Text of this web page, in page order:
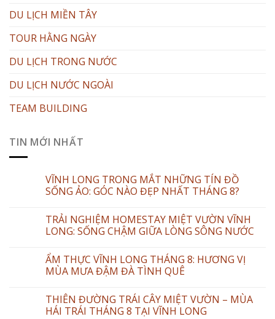
DU LỊCH MIỀN TÂY
TOUR HẰNG NGÀY
DU LỊCH TRONG NƯỚC
DU LỊCH NƯỚC NGOÀI
TEAM BUILDING
TIN MỚI NHẤT
VĨNH LONG TRONG MẮT NHỮNG TÍN ĐỒ
SỐNG ẢO: GÓC NÀO ĐẸP NHẤT THÁNG 8?
TRẢI NGHIỆM HOMESTAY MIỆT VƯỜN VĨNH
LONG: SỐNG CHẬM GIỮA LÒNG SÔNG NƯỚC
ẨM THỰC VĨNH LONG THÁNG 8: HƯƠNG VỊ
MÙA MƯA ĐẬM ĐÀ TÌNH QUÊ
THIÊN ĐƯỜNG TRÁI CÂY MIỆT VƯỜN – MÙA
HÁI TRÁI THÁNG 8 TẠI VĨNH LONG